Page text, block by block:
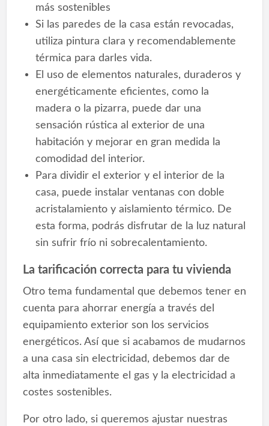
más sostenibles
Si las paredes de la casa están revocadas,
utiliza pintura clara y recomendablemente
térmica para darles vida.
El uso de elementos naturales, duraderos y
energéticamente eficientes, como la
madera o la pizarra, puede dar una
sensación rústica al exterior de una
habitación y mejorar en gran medida la
comodidad del interior.
Para dividir el exterior y el interior de la
casa, puede instalar ventanas con doble
acristalamiento y aislamiento térmico. De
esta forma, podrás disfrutar de la luz natural
sin sufrir frío ni sobrecalentamiento.
La tarificación correcta para tu vivienda
Otro tema fundamental que debemos tener en
cuenta para ahorrar energía a través del
equipamiento exterior son los servicios
energéticos. Así que si acabamos de mudarnos
a una casa sin electricidad, debemos dar de
alta inmediatamente el gas y la electricidad a
costes sostenibles.
Por otro lado, si queremos ajustar nuestras